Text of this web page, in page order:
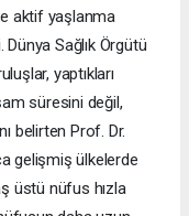
aktif yaşlanma
Dünya Sağlık Örgütü
yaptıkları
süresini değil,
belirten Prof. Dr.
gelişmiş ülkelerde
üstü nüfus hızla